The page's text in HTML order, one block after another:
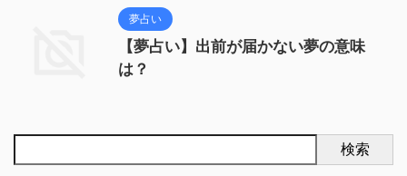
夢占い
【夢占い】出前が届かない夢の意味
は？
検索